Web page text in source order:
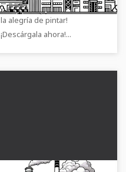
de carbón gratis y descubre
la alegría de pintar!
¡Descárgala ahora!...